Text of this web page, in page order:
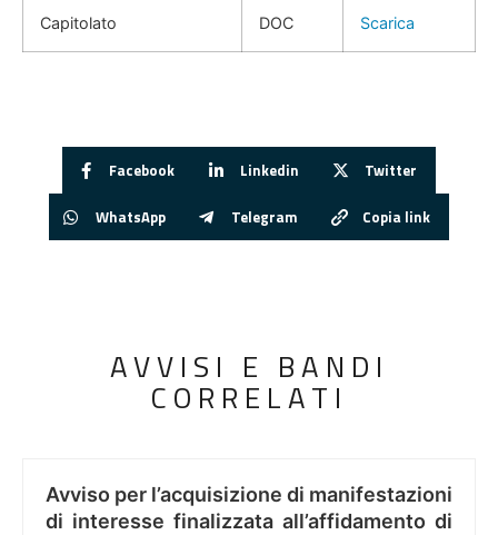
Capitolato DOC Scarica
Facebook Linkedin Twitter
WhatsApp Telegram Copia link
AVVISI E BANDI
CORRELATI
Avviso per l’acquisizione di manifestazioni
di interesse finalizzata all’affidamento di